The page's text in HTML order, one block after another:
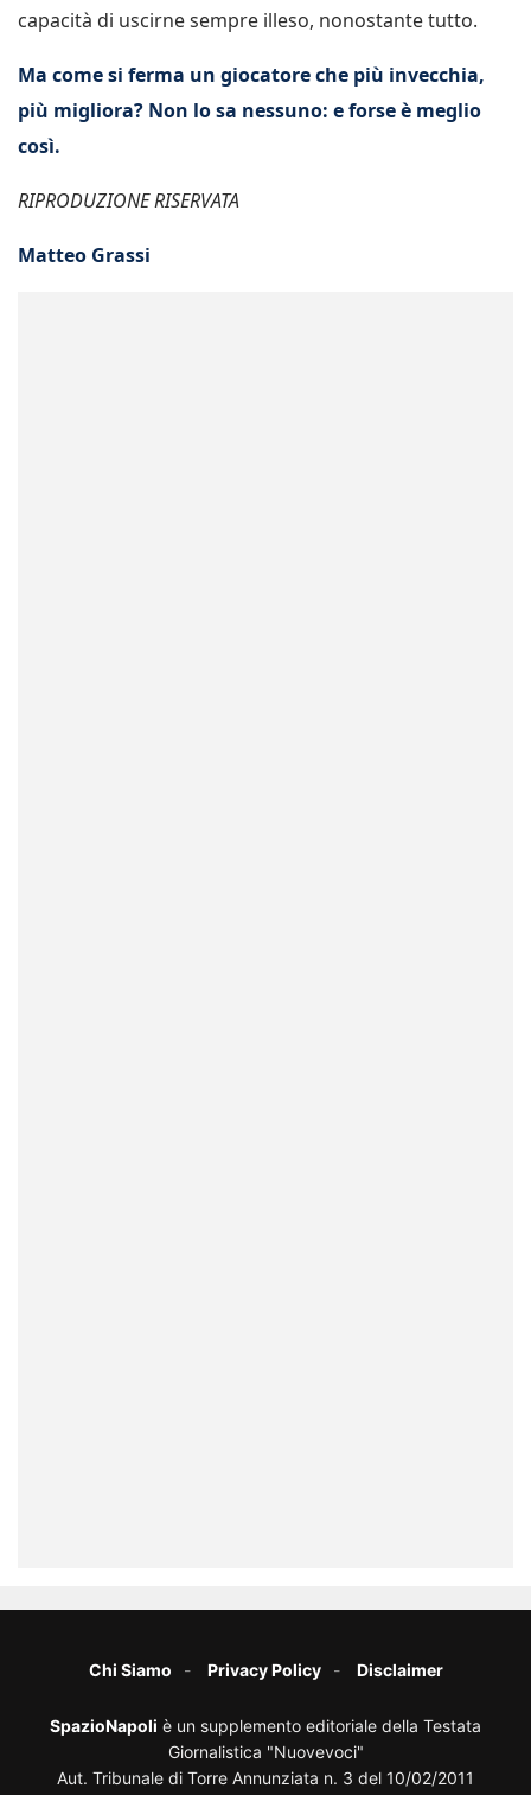
capacità di uscirne sempre illeso, nonostante tutto.
Ma come si ferma un giocatore che più invecchia,
più migliora? Non lo sa nessuno: e forse è meglio
così.
RIPRODUZIONE RISERVATA
Matteo Grassi
Chi Siamo Privacy Policy Disclaimer
SpazioNapoli è un supplemento editoriale della Testata
Giornalistica "Nuovevoci"
Aut. Tribunale di Torre Annunziata n. 3 del 10/02/2011